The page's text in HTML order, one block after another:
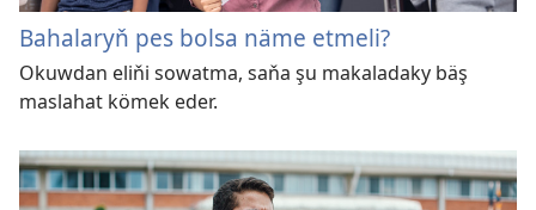
Bahalaryň pes bolsa näme etmeli?
Okuwdan eliňi sowatma, saňa şu makaladaky bäş
maslahat kömek eder.